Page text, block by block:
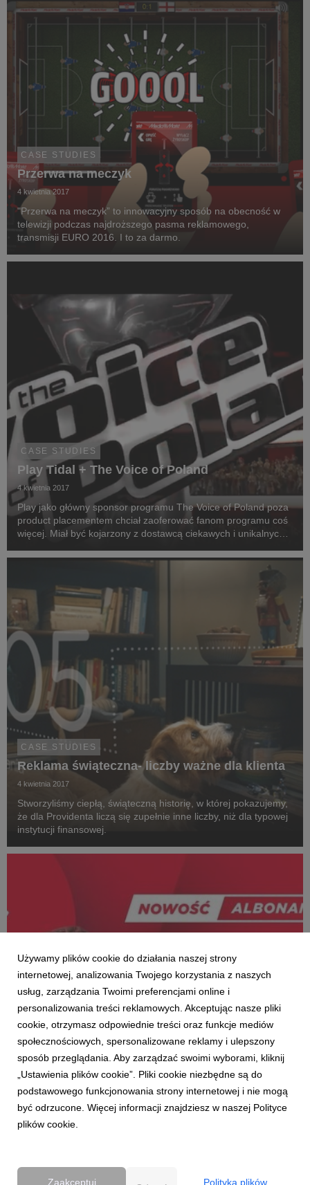
CASE STUDIES
Przerwa na meczyk
4 kwietnia 2017
"Przerwa na meczyk” to innowacyjny sposób na obecność w
telewizji podczas najdroższego pasma reklamowego,
transmisji EURO 2016. I to za darmo.
CASE STUDIES
Play Tidal + The Voice of Poland
4 kwietnia 2017
Play jako główny sponsor programu The Voice of Poland poza
product placementem chciał zaoferować fanom programu coś
więcej. Miał być kojarzony z dostawcą ciekawych i unikalnych
Voice of Poland.
CASE STUDIES
Reklama świąteczna- liczby ważne dla klienta
4 kwietnia 2017
Stworzyliśmy ciepłą, świąteczną historię, w której pokazujemy,
że dla Providenta liczą się zupełnie inne liczby, niż dla typowej
instytucji finansowej.
CASE STUDIES
ALBONAMENT w Virgin Mobile
4 kwietnia 2017
Virgin Mobile wprowadza ofertę abonamentową
rewolucjonizującą rynek. Albonament łączy najmocniejsze
strony pre – oraz post-paid. User sam definiuje swoje potrzeby
Używamy plików cookie do działania naszej strony
internetowej, analizowania Twojego korzystania z naszych
usług, zarządzania Twoimi preferencjami online i
personalizowania treści reklamowych. Akceptując nasze pliki
cookie, otrzymasz odpowiednie treści oraz funkcje mediów
społecznościowych, spersonalizowane reklamy i ulepszony
sposób przeglądania. Aby zarządzać swoimi wyborami, kliknij
„Ustawienia plików cookie”. Pliki cookie niezbędne są do
podstawowego funkcjonowania strony internetowej i nie mogą
być odrzucone. Więcej informacji znajdziesz w naszej Polityce
plików cookie.
Zaakceptuj Polityka plików